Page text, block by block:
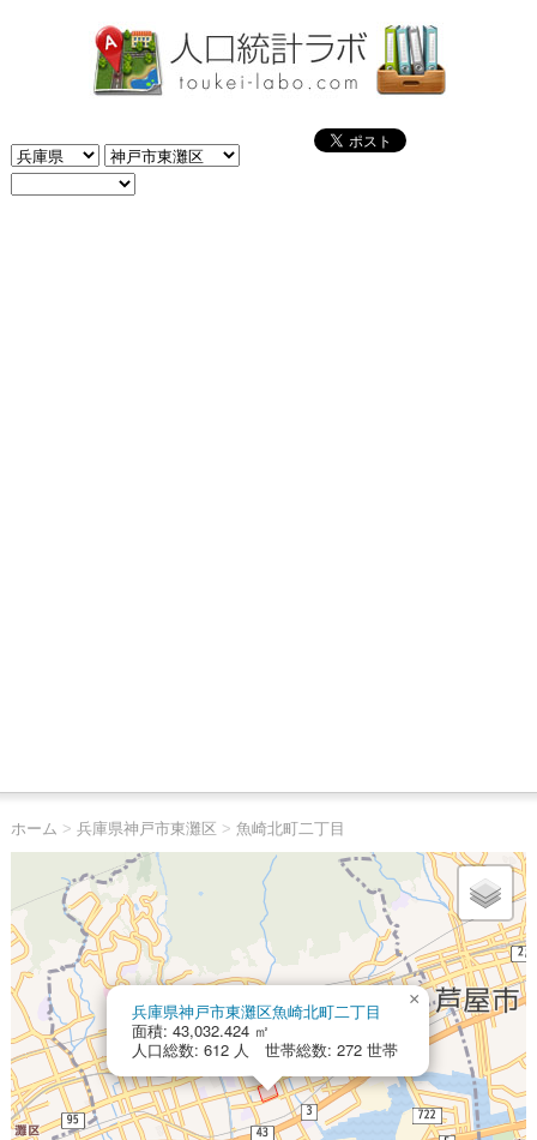
ホーム > 兵庫県神戸市東灘区 > 魚崎北町二丁目
兵庫県神戸市東灘区魚崎北町二丁目
面積: 43,032.424 ㎡
人口総数: 612 人 世帯総数: 272 世帯
×